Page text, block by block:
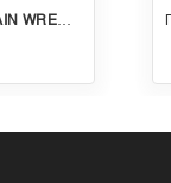
(T4)